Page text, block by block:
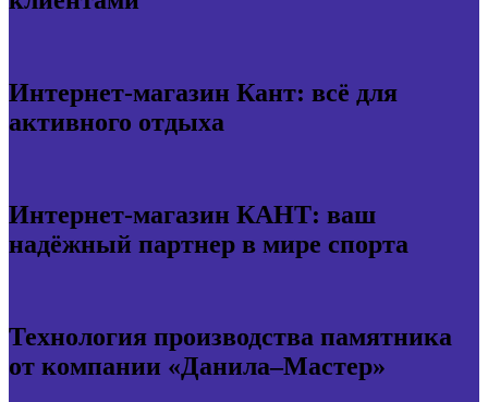
Интернет-магазин Кант: всё для
активного отдыха
Интернет-магазин КАНТ: ваш
надёжный партнер в мире спорта
Технология производства памятника
от компании «Данила–Мастер»